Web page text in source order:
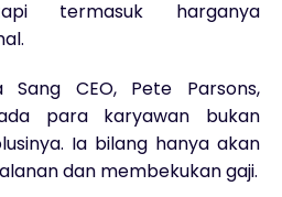
termasuk harganya
Sang CEO, Pete Parsons,
para karyawan bukan
Ia bilang hanya akan
dan membekukan gaji.